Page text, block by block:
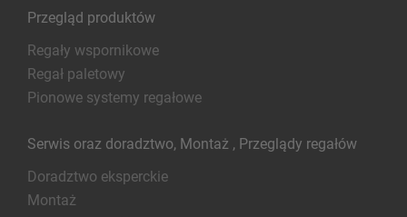
Przegląd produktów
Regały wspornikowe
Regał paletowy
Pionowe systemy regałowe
Serwis oraz doradztwo, Montaż , Przeglądy regałów
Doradztwo eksperckie
Montaż